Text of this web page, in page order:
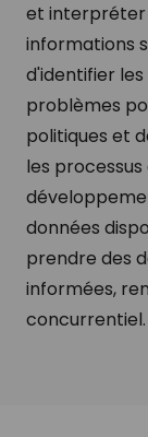
et interpréter
informations
d'identifier
problèmes
politiques et
les
données
prendre des
informées,
concurrentiel.